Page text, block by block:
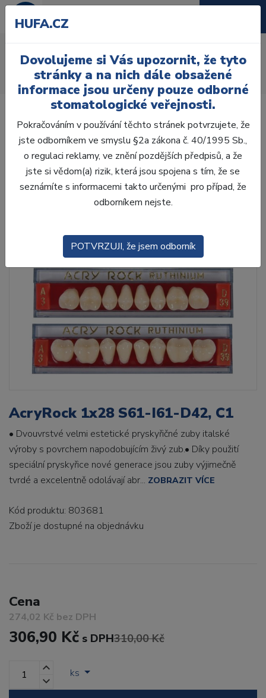
Úvod Zuby
AcryRock
AcryRock 1x28 S61-I61-D42, C1
AcryRock 1x28 S61-I61-D42, C1
• Dvouvrstvé velmi estetické pryskyřičné zuby italské
výroby s povrchem napodobujícím živý zub.• Díky použití
speciální pryskyřice nové generace jsou zuby výjimečně
tvrdé a excelentně odolávají abr... ZOBRAZIT VÍCE
Kód produktu: 803681
Zboží je dostupné na objednávku
Cena
274,02 Kč bez DPH
306,90 Kč s DPH310,00 Kč
ks
HUFA.CZ
Dovolujeme si Vás upozornit, že tyto
stránky a na nich dále obsažené
informace jsou určeny pouze odborné
stomatologické veřejnosti.
Pokračováním v používání těchto stránek potvrzujete, že
jste odborníkem ve smyslu §2a zákona č. 40/1995 Sb.,
o regulaci reklamy, ve znění pozdějších předpisů, a že
jste si vědom(a) rizik, která jsou spojena s tím, že se
seznámíte s informacemi takto určenými pro případ, že
odborníkem nejste.
POTVRZUJI, že jsem odborník